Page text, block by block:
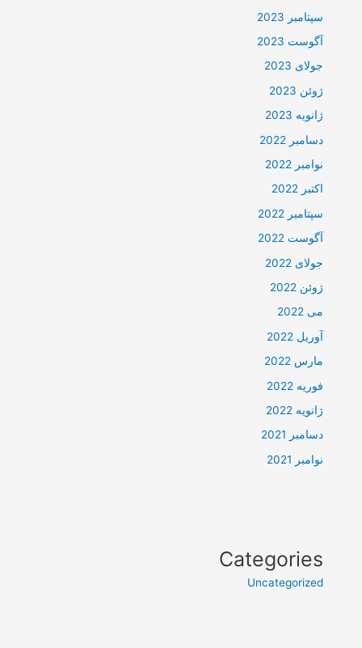
سپتامبر 2023
آگوست 2023
جولای 2023
ژوئن 2023
ژانویه 2023
دسامبر 2022
نوامبر 2022
اکتبر 2022
سپتامبر 2022
آگوست 2022
جولای 2022
ژوئن 2022
می 2022
آوریل 2022
مارس 2022
فوریه 2022
ژانویه 2022
دسامبر 2021
نوامبر 2021
Categories
Uncategorized